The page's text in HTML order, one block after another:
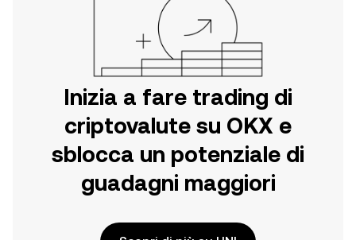
Inizia a fare trading di
criptovalute su OKX e
sblocca un potenziale di
guadagni maggiori